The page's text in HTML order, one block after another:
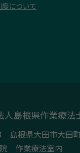
について
人島根県作業療法
島根県大田市大田
作業療法室内